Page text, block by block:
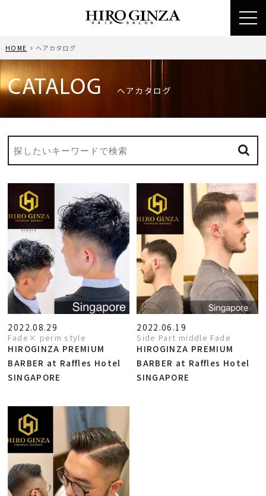
HOME ヘアカタログ
CATALOG ヘアカタログ
2022.08.29
Fade× perm style
HIROGINZA PREMIUM
BARBER at Raffles Hotel
SINGAPORE
2022.06.19
Side Part middle Fade
HIROGINZA PREMIUM
BARBER at Raffles Hotel
SINGAPORE